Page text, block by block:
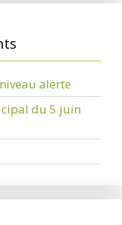
alerte
du 5 juin